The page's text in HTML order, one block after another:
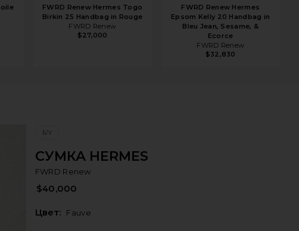
FWRD Renew Hermes Togo
Birkin 25 Handbag in Rouge
FWRD Renew
$27,000
FWRD Renew Hermes
Epsom Kelly 20 Handbag in
Bleu Jean, Sesame, &
Ecorce
FWRD Renew
$32,830
Б/У
СУМКА HERMES
FWRD Renew
$40,000
Цвет: Fauve